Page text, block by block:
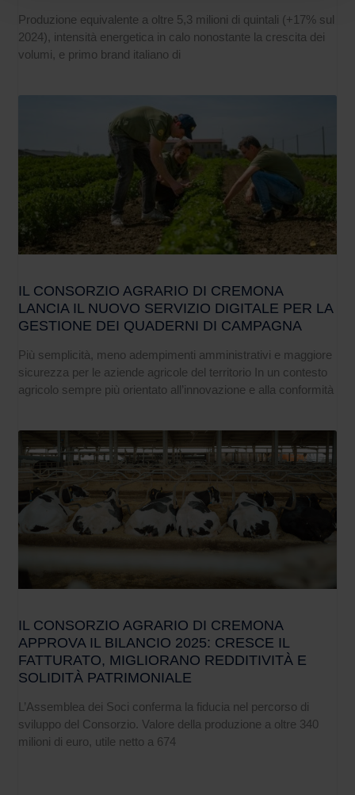
Produzione equivalente a oltre 5,3 milioni di quintali (+17% sul
2024), intensità energetica in calo nonostante la crescita dei
volumi, e primo brand italiano di
IL CONSORZIO AGRARIO DI CREMONA
LANCIA IL NUOVO SERVIZIO DIGITALE PER LA
GESTIONE DEI QUADERNI DI CAMPAGNA
Più semplicità, meno adempimenti amministrativi e maggiore
sicurezza per le aziende agricole del territorio In un contesto
agricolo sempre più orientato all’innovazione e alla conformità
IL CONSORZIO AGRARIO DI CREMONA
APPROVA IL BILANCIO 2025: CRESCE IL
FATTURATO, MIGLIORANO REDDITIVITÀ E
SOLIDITÀ PATRIMONIALE
L’Assemblea dei Soci conferma la fiducia nel percorso di
sviluppo del Consorzio. Valore della produzione a oltre 340
milioni di euro, utile netto a 674